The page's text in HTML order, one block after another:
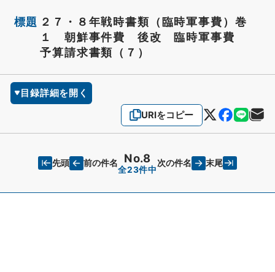
標題 ２７・８年戦時書類（臨時軍事費）巻
１ 朝鮮事件費 後改 臨時軍事費
予算請求書類（７）
目録詳細を開く
URIをコピー
先頭 前の件名 No.8
全23件中
次の件名 末尾